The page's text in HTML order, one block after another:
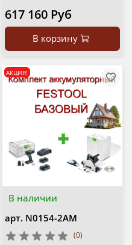
617 160 Руб
В корзину
В наличии
АКЦИЯ!
арт. N0154-2AM
(0)